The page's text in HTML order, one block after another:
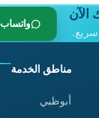
الآن
واتساب
مناطق الخدمة
أبوظبي